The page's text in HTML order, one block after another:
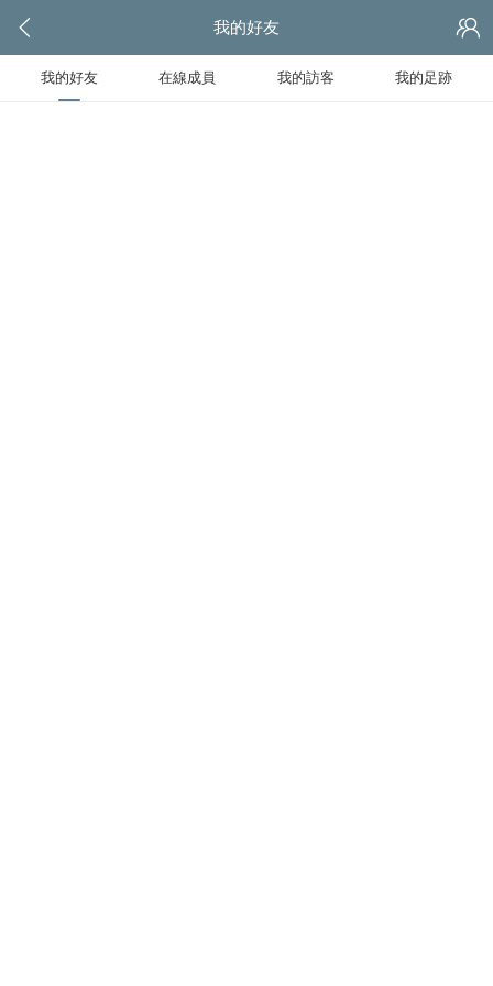
我的好友
我的好友 在線成員 我的訪客 我的足跡